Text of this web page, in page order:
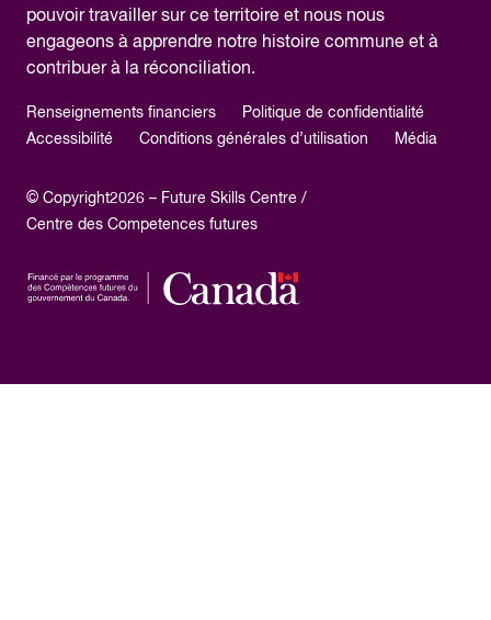
pouvoir travailler sur ce territoire et nous nous
engageons à apprendre notre histoire commune et à
contribuer à la réconciliation.
Renseignements financiers
Politique de confidentialité
Accessibilité
Conditions générales d’utilisation Média
© Copyright2026 – Future Skills Centre /
Centre des Competences futures